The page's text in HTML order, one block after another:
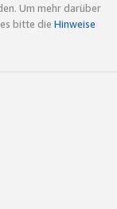
Um mehr darüber
bitte die Hinweise